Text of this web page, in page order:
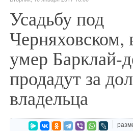
Усадьбу под
Черняховском,
умер Барклай-
продадут за
владельца